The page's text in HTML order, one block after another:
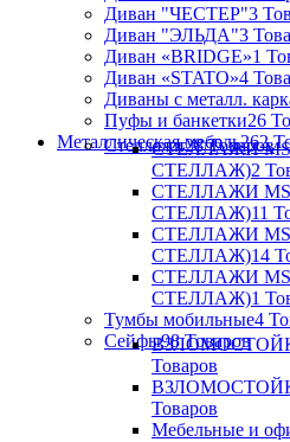
Диван "ЧЕСТЕР"3
Диван "ЭЛЬДА"3
Диван «BRIDGE»1
Диван «STATO»4
Диваны с металл.
Пуфы и банкетки26
Металлическая мебель262
Стеллажи28 Товаров
СТЕЛЛАЖИ MS
СТЕЛЛАЖ)2
СТЕЛЛАЖИ MS
СТЕЛЛАЖ)11
СТЕЛЛАЖИ MS
СТЕЛЛАЖ)14
СТЕЛЛАЖИ MS
СТЕЛЛАЖ)1
Тумбы мобильные4
Сейфы98 Товаров
Товаров
Товаров
Мебельные и